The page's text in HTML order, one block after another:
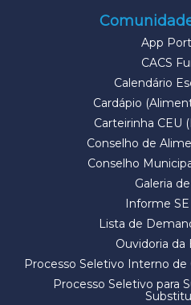
App
CACS
Calendário
Cardápio
Carteirinha CEU
Conselho de
Conselho
Galeria
Informe
Lista de
Ouvidoria da
Processo Seletivo Interno
Processo Seletivo para